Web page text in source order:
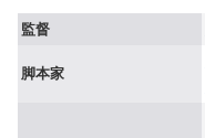
監督
脚本家